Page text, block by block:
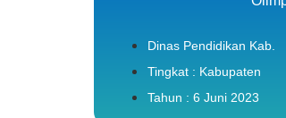
Dinas Pendidikan Kab.
Tingkat : Kabupaten
Tahun : 6 Juni 2023